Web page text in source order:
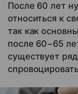
После 60 лет
относиться к
так как
после 60−65
существует